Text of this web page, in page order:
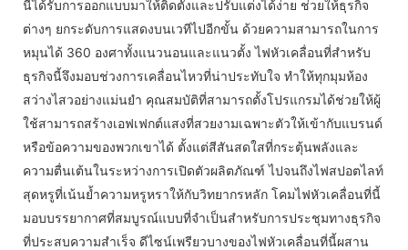
นี้ได้รับการออกแบบมาให้ติดตั้งและปรับแต่งได้ง่าย ช่วยให้ธุรกิจ
ต่างๆ ยกระดับการแสดงบนเวทีไปอีกขั้น ด้วยความสามารถในการ
หมุนได้ 360 องศาทั้งแนวนอนและแนวตั้ง ไฟหัวเคลื่อนที่สำหรับ
ธุรกิจนี้จึงมอบช่วงการเคลื่อนไหวที่น่าประทับใจ ทำให้ทุกมุมห้อง
สว่างไสวอย่างแม่นยำ คุณสมบัติที่สามารถตั้งโปรแกรมได้ช่วยให้ผู้
ใช้สามารถสร้างเอฟเฟกต์แสงที่สวยงามเฉพาะตัวให้เข้ากับแบรนด์
หรือข้อความของพวกเขาได้ ตั้งแต่สีสันสดใสที่กระตุ้นพลังและ
ความตื่นเต้นในระหว่างการเปิดตัวผลิตภัณฑ์ ไปจนถึงไฟสปอตไลท์
สุดหรูที่เน้นย้ำความหรูหราให้กับวิทยากรหลัก โคมไฟหัวเคลื่อนที่นี้
มอบบรรยากาศที่สมบูรณ์แบบที่จำเป็นสำหรับการประชุมทางธุรกิจ
ที่ประสบความสำเร็จ ดีไซน์เพรียวบางของไฟหัวเคลื่อนที่นี้ผสาน